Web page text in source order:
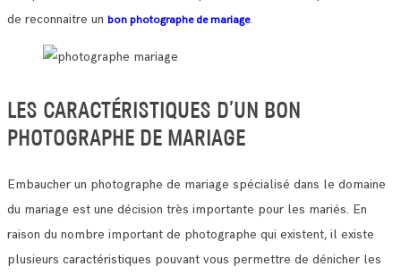
de reconnaitre un bon photographe de mariage.
LES CARACTÉRISTIQUES D’UN BON
PHOTOGRAPHE DE MARIAGE
Embaucher un photographe de mariage spécialisé dans le domaine
du mariage est une décision très importante pour les mariés. En
raison du nombre important de photographe qui existent, il existe
plusieurs caractéristiques pouvant vous permettre de dénicher les